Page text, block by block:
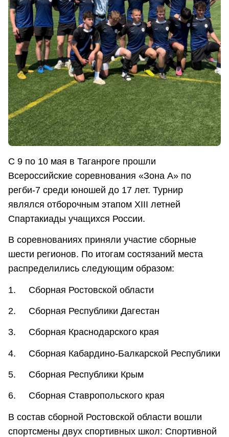
С 9 по 10 мая в Таганроге прошли
Всероссийские соревнования «Зона А» по
регби-7 среди юношей до 17 лет. Турнир
являлся отборочным этапом XIII летней
Спартакиады учащихся России.
В соревнованиях приняли участие сборные
шести регионов. По итогам состязаний места
распределились следующим образом:
1. Сборная Ростовской области
2. Сборная Республики Дагестан
3. Сборная Краснодарского края
4. Сборная Кабардино-Балкарской Республики
5. Сборная Республики Крым
6. Сборная Ставропольского края
В состав сборной Ростовской области вошли
спортсмены двух спортивных школ: Спортивной